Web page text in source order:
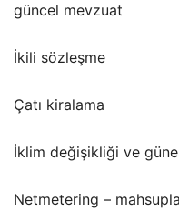
güncel mevzuat
İkili sözleşme
Çatı kiralama
İklim değişikliği ve
Netmetering –